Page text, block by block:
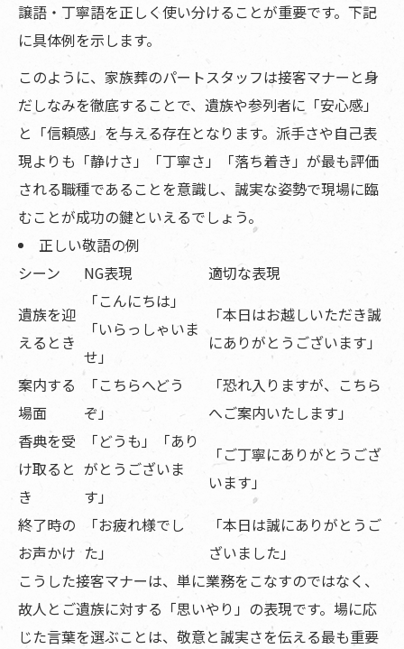
譲語・丁寧語を正しく使い分けることが重要です。下記
に具体例を示します。
このように、家族葬のパートスタッフは接客マナーと身
だしなみを徹底することで、遺族や参列者に「安心感」
と「信頼感」を与える存在となります。派手さや自己表
現よりも「静けさ」「丁寧さ」「落ち着き」が最も評価
される職種であることを意識し、誠実な姿勢で現場に臨
むことが成功の鍵といえるでしょう。
正しい敬語の例
シーン
NG表現
適切な表現
遺族を迎
えるとき
「こんにちは」
「いらっしゃいま
せ」
「本日はお越しいただき誠
にありがとうございます」
案内する
場面
「こちらへどう
ぞ」
「恐れ入りますが、こちら
へご案内いたします」
香典を受
け取ると
き
「どうも」「あり
がとうございま
す」
「ご丁寧にありがとうござ
います」
終了時の
お声かけ
「お疲れ様でし
た」
「本日は誠にありがとうご
ざいました」
こうした接客マナーは、単に業務をこなすのではなく、
故人とご遺族に対する「思いやり」の表現です。場に応
じた言葉を選ぶことは、敬意と誠実さを伝える最も重要